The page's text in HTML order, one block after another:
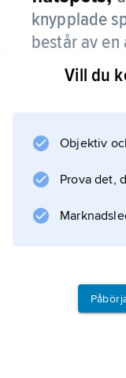
knypplade
består av
Den var
kulört garn.
Vill du
Objektiv
Prova det,